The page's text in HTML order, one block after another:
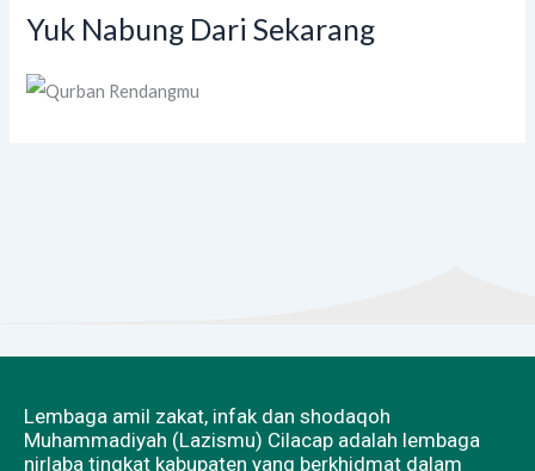
Yuk Nabung Dari Sekarang
Lembaga amil zakat, infak dan shodaqoh
Muhammadiyah (Lazismu) Cilacap adalah lembaga
nirlaba tingkat kabupaten yang berkhidmat dalam